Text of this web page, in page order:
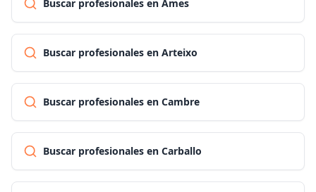
Buscar profesionales en Ames
Buscar profesionales en Arteixo
Buscar profesionales en Cambre
Buscar profesionales en Carballo